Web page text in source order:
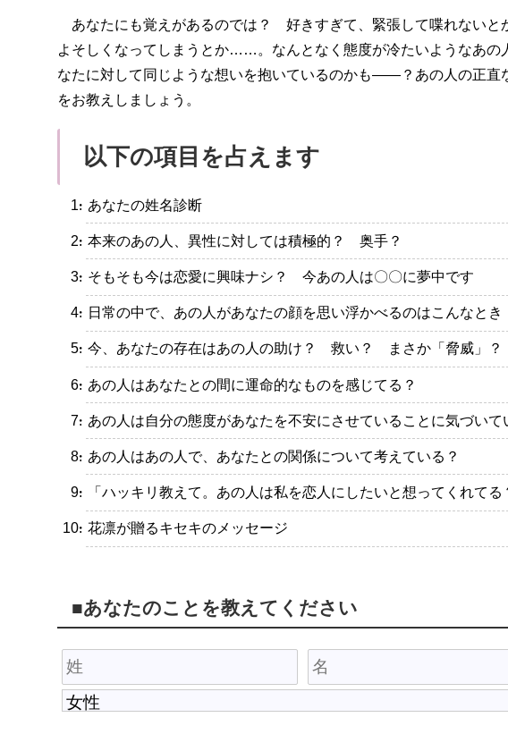
あなたにも覚えがあるのでは？ 好きすぎて、緊張して喋れないと
よそしくなってしまうとか……。なんとなく態度が冷たいようなあの
なたに対して同じような想いを抱いているのかも——？あの人の正直
をお教えしましょう。
以下の項目を占えます
・あなたの姓名診断
・本来のあの人、異性に対しては積極的？ 奥手？
・そもそも今は恋愛に興味ナシ？ 今あの人は〇〇に夢中です
・日常の中で、あの人があなたの顔を思い浮かべるのはこんなとき
・今、あなたの存在はあの人の助け？ 救い？ まさか「脅威」？
・あの人はあなたとの間に運命的なものを感じてる？
・あの人は自分の態度があなたを不安にさせていることに気づいて
・あの人はあの人で、あなたとの関係について考えている？
・「ハッキリ教えて。あの人は私を恋人にしたいと想ってくれてる
・花凛が贈るキセキのメッセージ
■あなたのことを教えてください